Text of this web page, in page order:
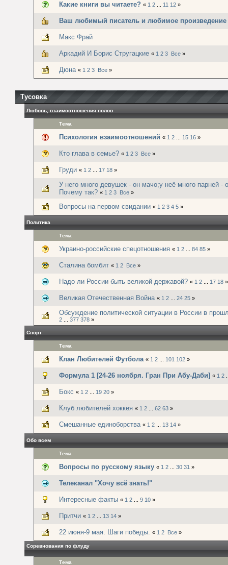
Какие книги вы читаете? « 1 2 11 12 »
Ваш любимый писатель и любимое произведение
Макс Фрай
Аркадий И Борис Стругацкие « 1 2 3 Все »
Дюна « 1 2 3 Все »
Тусовка
Любовь, взаимоотношения полов
Тема
Психология взаимоотношений « 1 2 15 16 »
Кто глава в семье? « 1 2 3 Все »
Груди « 1 2 17 18 »
У него много девушек - он мачо;у неё много парней -
Почему так? « 1 2 3 Все »
Вопросы на первом свидании « 1 2 3 4 5 »
Политика
Тема
Украино-российские спецотношения « 1 2 84 85 »
Сталина бомбит « 1 2 Все »
Надо ли России быть великой державой? « 1 2 17 18 »
Великая Отечественная Война « 1 2 24 25 »
Обсуждение политической ситуации в России в
2 377 378 »
Спорт
Тема
Клан Любителей Футбола « 1 2 101 102 »
Формула 1 [24-26 ноября. Гран При Абу-Даби] « 1 2
Бокс « 1 2 19 20 »
Клуб любителей хоккея « 1 2 62 63 »
Смешанные единоборства « 1 2 13 14 »
Обо всем
Тема
Вопросы по русскому языку « 1 2 30 31 »
Телеканал "Хочу всё знать!"
Интересные факты « 1 2 9 10 »
Притчи « 1 2 13 14 »
22 июня-9 мая. Шаги победы. « 1 2 Все »
Соревнования по флуду
Тема